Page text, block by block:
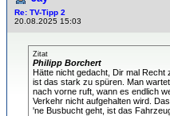
Re: TV-Tipp 2
20.08.2025 15:03
Zitat
Philipp Borchert
Hätte nicht gedacht, Dir mal Recht
ist das stark zu spüren. Man
nach vorne ruft, wann es endlich
Verkehr nicht aufgehalten wird.
'ne Busbucht geht, ist das